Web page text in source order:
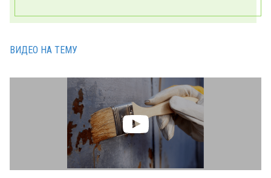
ВИДЕО НА ТЕМУ